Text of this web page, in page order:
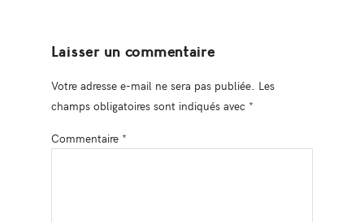
Laisser un commentaire
Votre adresse e-mail ne sera pas publiée. Les
champs obligatoires sont indiqués avec *
Commentaire *